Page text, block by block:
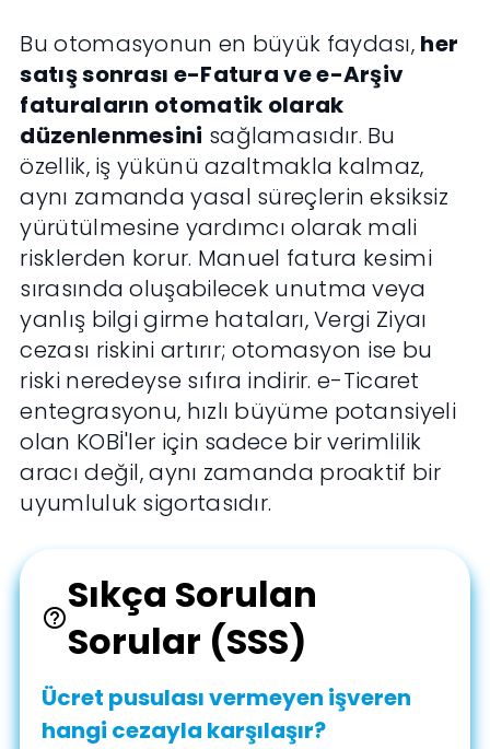
Bu otomasyonun en büyük faydası, her
satış sonrası e-Fatura ve e-Arşiv
faturaların otomatik olarak
düzenlenmesini sağlamasıdır. Bu
özellik, iş yükünü azaltmakla kalmaz,
aynı zamanda yasal süreçlerin eksiksiz
yürütülmesine yardımcı olarak mali
risklerden korur. Manuel fatura kesimi
sırasında oluşabilecek unutma veya
yanlış bilgi girme hataları, Vergi Ziyaı
cezası riskini artırır; otomasyon ise bu
riski neredeyse sıfıra indirir. e-Ticaret
entegrasyonu, hızlı büyüme potansiyeli
olan KOBİ'ler için sadece bir verimlilik
aracı değil, aynı zamanda proaktif bir
uyumluluk sigortasıdır.
help_outlineSıkça Sorulan
Sorular (SSS)
Ücret pusulası vermeyen işveren
hangi cezayla karşılaşır?